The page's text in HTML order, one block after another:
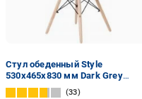
Стул обеденный Style
530x465x830 мм Dark Grey
темно-серый/бук
33